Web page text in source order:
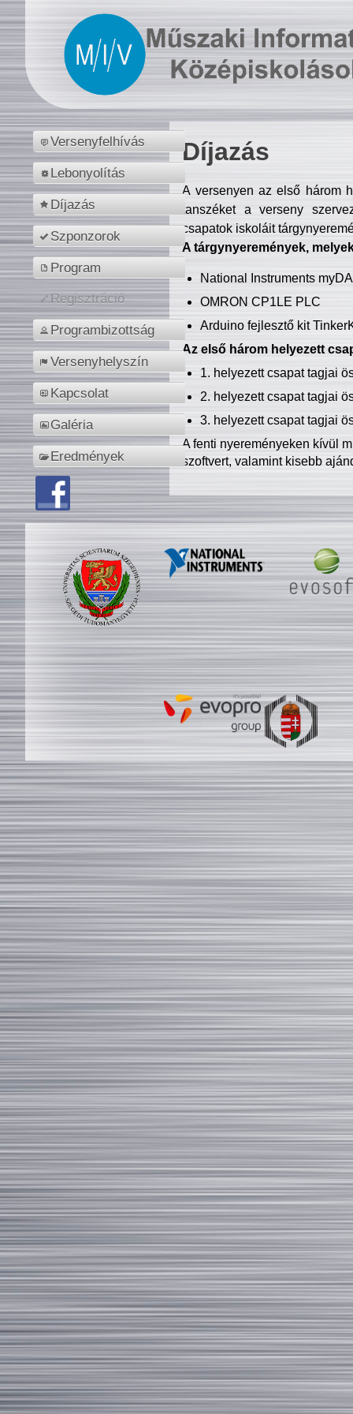
Versenyfelhívás
Lebonyolítás
Díjazás
Szponzorok
Program
Regisztráció
Programbizottság
Versenyhelyszín
Kapcsolat
Galéria
Eredmények
Díjazás
A versenyen az első három
tanszéket a verseny
csapatok iskoláit
A tárgynyeremények,
National Instruments
OMRON CP1LE PLC
Arduino fejlesztő kit
Az első három helyezett
1. helyezett csapat tagjai
2. helyezett csapat tagjai
3. helyezett csapat tagjai
A fenti nyereményeken kívül
szoftvert, valamint kisebb